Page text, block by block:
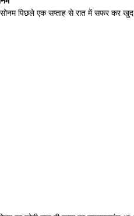
पिछले एक सप्ताह से रात में सफर कर